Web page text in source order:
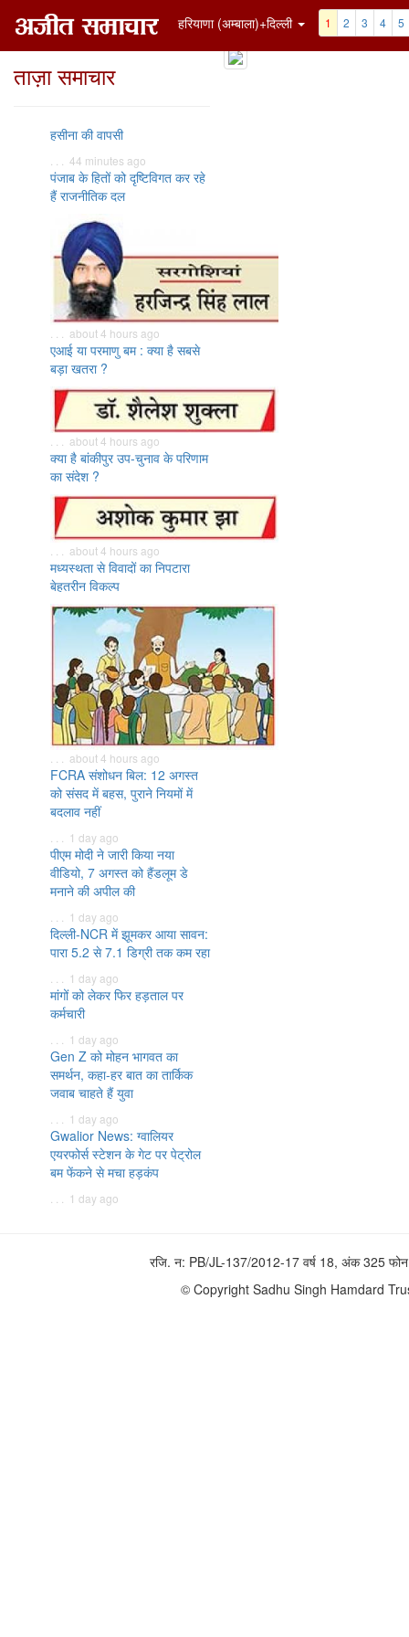
हरियाणा (अम्बाला)+दिल्ली 1 2 3 4 5
ताज़ा समाचार
हसीना की वापसी
. . . 44 minutes ago
पंजाब के हितों को दृष्टिविगत कर रहे
हैं राजनीतिक दल
. . . about 4 hours ago
एआई या परमाणु बम : क्या है सबसे
बड़ा खतरा ?
. . . about 4 hours ago
क्या है बांकीपुर उप-चुनाव के परिणाम
का संदेश ?
. . . about 4 hours ago
मध्यस्थता से विवादों का निपटारा
बेहतरीन विकल्प
. . . about 4 hours ago
FCRA संशोधन बिल: 12 अगस्त
को संसद में बहस, पुराने नियमों में
बदलाव नहीं
. . . 1 day ago
पीएम मोदी ने जारी किया नया
वीडियो, 7 अगस्त को हैंडलूम डे
मनाने की अपील की
. . . 1 day ago
दिल्ली-NCR में झूमकर आया सावन:
पारा 5.2 से 7.1 डिग्री तक कम रहा
. . . 1 day ago
मांगों को लेकर फिर हड़ताल पर
कर्मचारी
. . . 1 day ago
Gen Z को मोहन भागवत का
समर्थन, कहा-हर बात का तार्किक
जवाब चाहते हैं युवा
. . . 1 day ago
Gwalior News: ग्वालियर
एयरफोर्स स्टेशन के गेट पर पेट्रोल
बम फेंकने से मचा हड़कंप
. . . 1 day ago
रजि. न: PB/JL-137/2012-17 वर्ष 18, अंक 325
© Copyright Sadhu Singh Hamdard